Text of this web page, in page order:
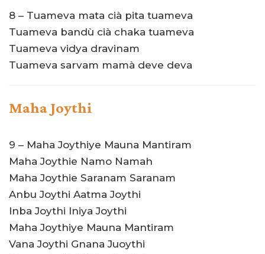
8 – Tuameva mata cià pita tuameva
Tuameva bandù cià chaka tuameva
Tuameva vidya dravinam
Tuameva sarvam mamà deve deva
Maha Joythi
9 – Maha Joythiye Mauna Mantiram
Maha Joythie Namo Namah
Maha Joythie Saranam Saranam
Anbu Joythi Aatma Joythi
Inba Joythi Iniya Joythi
Maha Joythiye Mauna Mantiram
Vana Joythi Gnana Juoythi